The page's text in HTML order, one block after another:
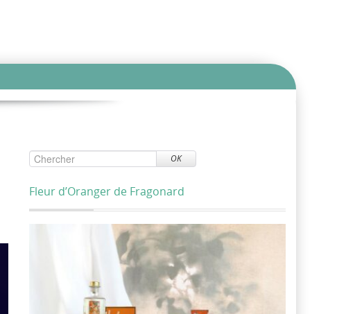
OK
Fleur d’Oranger de Fragonard